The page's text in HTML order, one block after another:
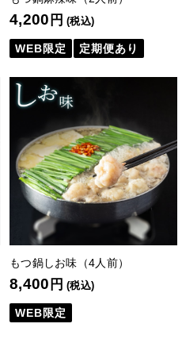
4,200 円 (税込)
WEB限定 定期便あり
もつ鍋しお味（4人前）
8,400 円 (税込)
WEB限定